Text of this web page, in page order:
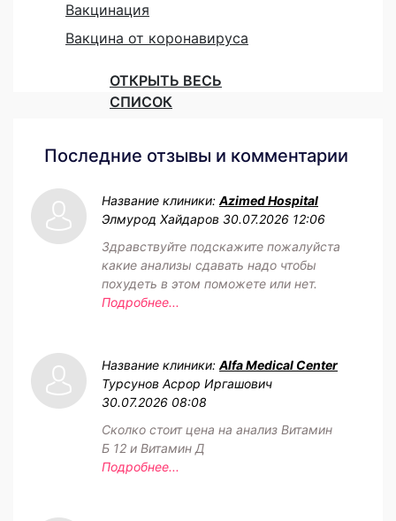
Вакцинация
Вакцина от коронавируса
ОТКРЫТЬ ВЕСЬ
СПИСОК
Последние отзывы и комментарии
Название клиники: Azimed Hospital
Элмурод Хайдаров 30.07.2026 12:06
Здравствуйте подскажите пожалуйста
какие анализы сдавать надо чтобы
похудеть в этом поможете или нет.
Подробнее...
Название клиники: Alfa Medical Center
Турсунов Асрор Иргашович
30.07.2026 08:08
Сколко стоит цена на анализ Витамин
Б 12 и Витамин Д
Подробнее...